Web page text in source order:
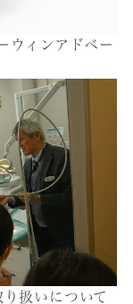
ウィンアドベー
扱いについて